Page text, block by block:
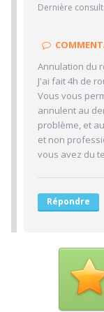
2/10 Délai
5/10
5/10
Dernière
Annulation du
J'ai fait 4h de
Vous vous
annulent au
problème, et
et non
vous avez du
Répondre